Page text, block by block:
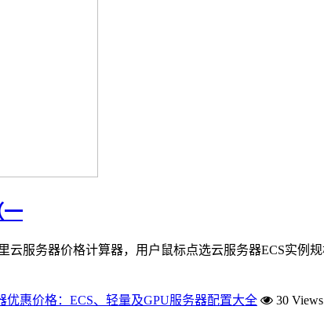
一
云服务器价格计算器，用户鼠标点选云服务器ECS实例
优惠价格：ECS、轻量及GPU服务器配置大全 30 Views